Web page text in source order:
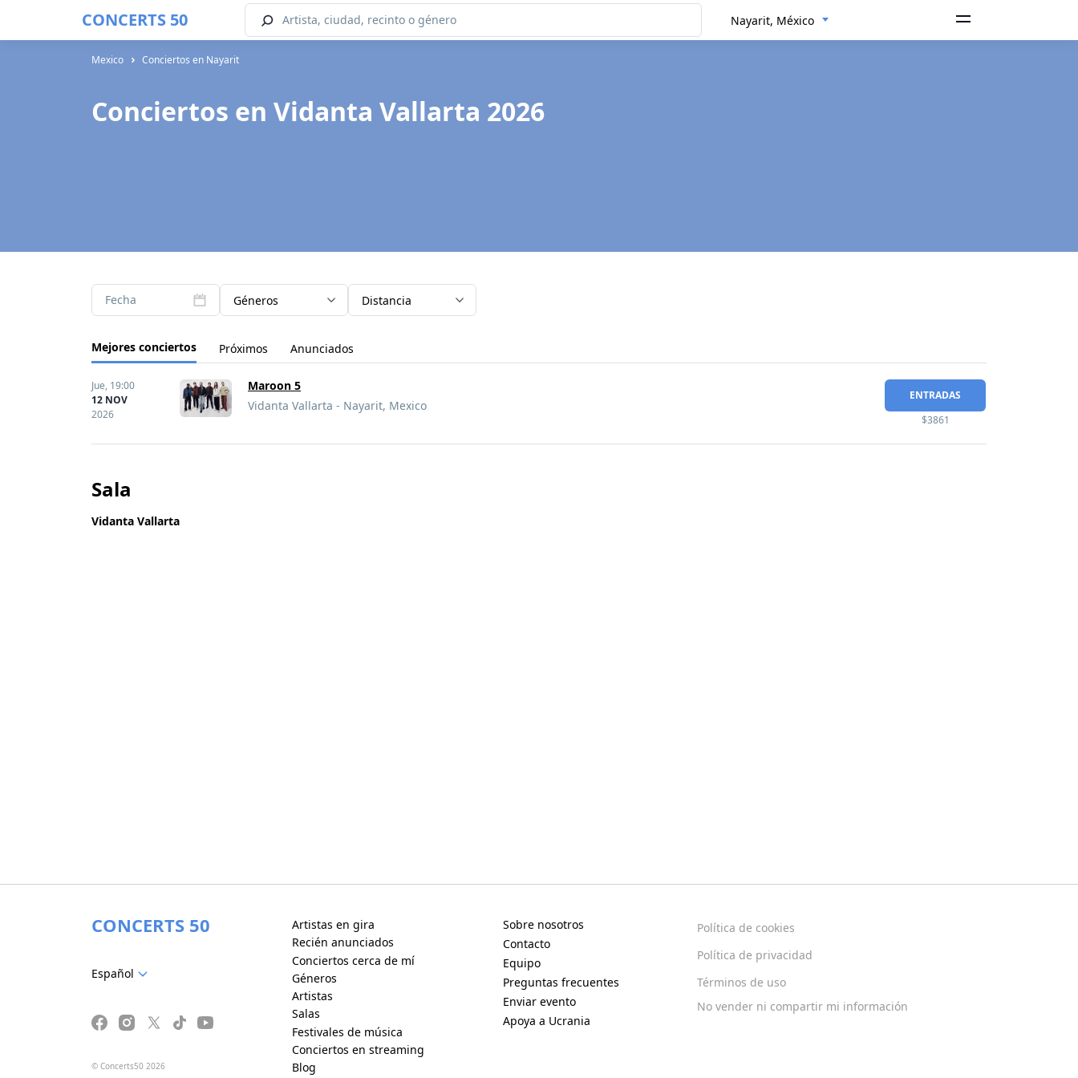
CONCERTS 50 Nayarit, México
Mexico Conciertos en Nayarit
Conciertos en Vidanta Vallarta 2026
Fecha Géneros Distancia
Mejores conciertos Próximos Anunciados
Jue, 19:00
12 NOV
2026
Maroon 5
Vidanta Vallarta - Nayarit, Mexico
ENTRADAS
$3861
Sala
Vidanta Vallarta
CONCERTS 50
Español
© Concerts50 2026
Artistas en gira
Recién anunciados
Conciertos cerca de mí
Géneros
Artistas
Salas
Festivales de música
Conciertos en streaming
Blog
Sobre nosotros
Contacto
Equipo
Preguntas frecuentes
Enviar evento
Apoya a Ucrania
Política de cookies
Política de privacidad
Términos de uso
No vender ni compartir mi información